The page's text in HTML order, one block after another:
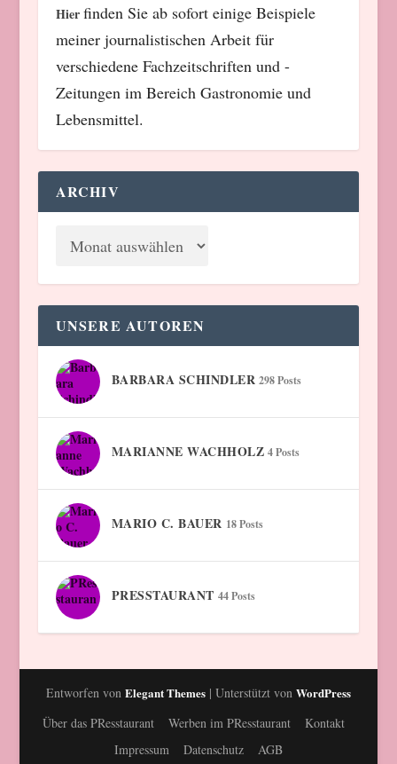
Hierfinden Sie ab sofort einige Beispiele
meiner journalistischen Arbeit für
verschiedene Fachzeitschriften und -
Zeitungen im Bereich Gastronomie und
Lebensmittel.
ARCHIV
UNSERE AUTOREN
BARBARA SCHINDLER 298 Posts
MARIANNE WACHHOLZ 4 Posts
MARIO C. BAUER 18 Posts
PRESSTAURANT 44 Posts
Entworfen von Elegant Themes| Unterstützt von WordPress
Über das PResstaurant
Werben im PResstaurant
Kontakt
Impressum
Datenschutz AGB